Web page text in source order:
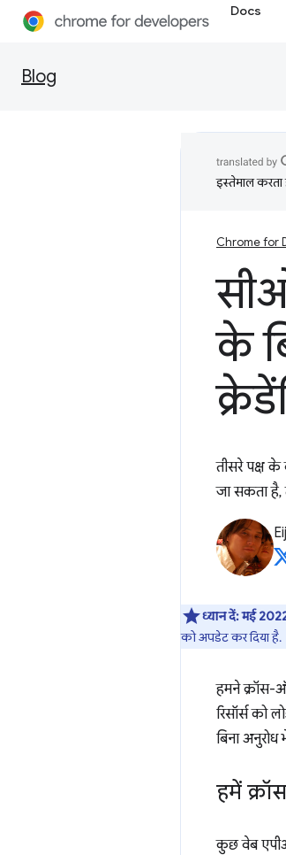
Docs
Blog
इस्तेमाल
Chrome for
के
तीसरे पक्ष
जा सकता है,
ध्यान दें:मई
को अपडेट कर दिया है.
हमने क्रॉस-
रिसॉर्स को
बिना
हमें
कुछ वेब